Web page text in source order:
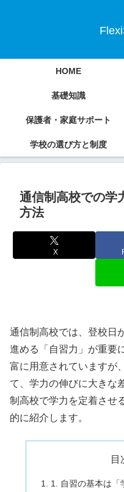
HOME
基礎知識
保護者・家庭サポート
学校の選び方と制度
通信制高校での学
方法
X
通信制高校では、登校日
進める「自習力」が重要
富に用意されていますが
て、学力の伸びに大きな
制高校で学力を定着させ
的に紹介します。
目
1. 自習の基本は「